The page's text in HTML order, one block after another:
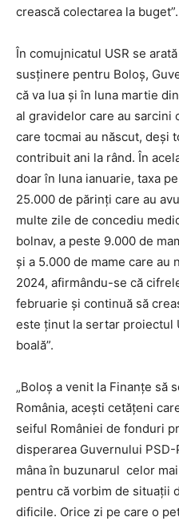
crească colectarea la buget”.
În comujnicatul USR se
susținere pentru Boloș,
că va lua și în luna martie
al gravidelor care au sarcini
care tocmai au născut, deși
contribuit ani la rând. În
doar în luna ianuarie, taxa
25.000 de părinți care au
multe zile de concediu
bolnav, a peste 9.000 de
și a 5.000 de mame care au
2024, afirmându-se că
februarie și continuă să
este ținut la sertar proiectul
boală”.
„Boloș a venit la Finanțe să
România, acești cetățeni
seiful României de fonduri
disperarea Guvernului
mâna în buzunarul celor
pentru că vorbim de situații
dificile. Orice zi pe care o